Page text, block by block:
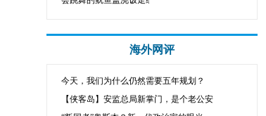
海外网评
今天，我们为什么仍然需要五年规划？
【侠客岛】安监总局新掌门，是个老公安